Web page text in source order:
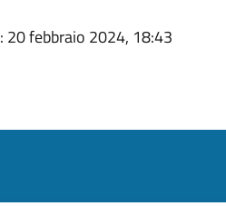
: 20 febbraio 2024, 18:43